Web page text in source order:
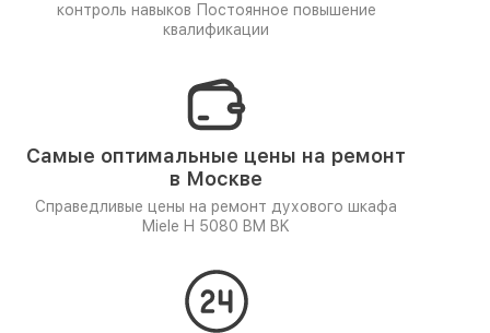
контроль навыков Постоянное повышение
квалификации
Самые оптимальные цены на ремонт
в Москве
Справедливые цены на ремонт духового шкафа
Miele H 5080 BM BK